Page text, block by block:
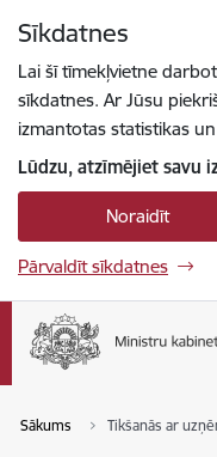
Sīkdatnes
Lai šī tīmekļvietne
sīkdatnes. Ar Jūsu
izmantotas statistikas
Lūdzu, atzīmējiet savu
Noraidīt
Pārvaldīt sīkdatnes
Sākums Tikšanās ar